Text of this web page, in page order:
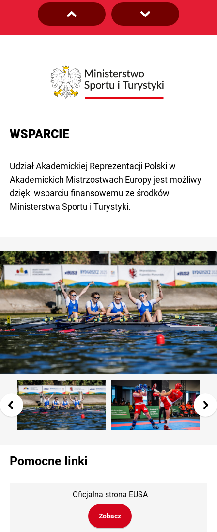
WSPARCIE
Udział Akademickiej Reprezentacji Polski w
Akademickich Mistrzostwach Europy jest możliwy
dzięki wsparciu finansowemu ze środków
Ministerstwa Sportu i Turystyki.
Pomocne linki
Oficjalna strona EUSA
Zobacz